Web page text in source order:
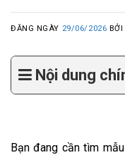
ĐĂNG NGÀY 29/06/2026 BỞI
Nội dung
Bạn đang cần tìm